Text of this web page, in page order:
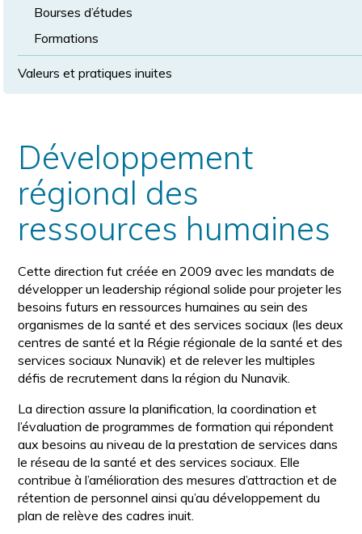
Bourses d’études
Formations
Valeurs et pratiques inuites
Développement
régional des
ressources humaines
Cette direction fut créée en 2009 avec les mandats de
développer un leadership régional solide pour projeter les
besoins futurs en ressources humaines au sein des
organismes de la santé et des services sociaux (les deux
centres de santé et la Régie régionale de la santé et des
services sociaux Nunavik) et de relever les multiples
défis de recrutement dans la région du Nunavik.
La direction assure la planification, la coordination et
l’évaluation de programmes de formation qui répondent
aux besoins au niveau de la prestation de services dans
le réseau de la santé et des services sociaux. Elle
contribue à l’amélioration des mesures d’attraction et de
rétention de personnel ainsi qu’au développement du
plan de relève des cadres inuit.